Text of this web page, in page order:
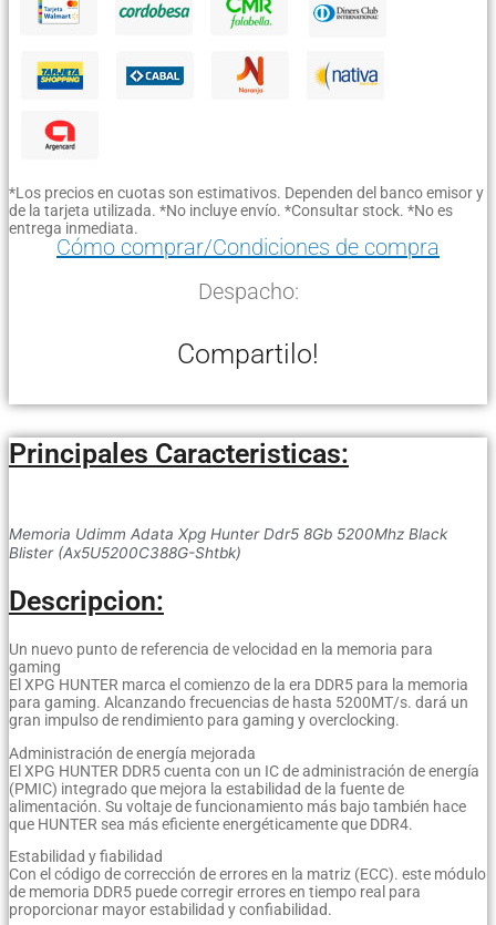
*Los precios en cuotas son estimativos. Dependen del banco emisor y
de la tarjeta utilizada. *No incluye envío. *Consultar stock. *No es
entrega inmediata.
Cómo comprar/Condiciones de compra
Despacho:
Compartilo!
Principales Caracteristicas:
Memoria Udimm Adata Xpg Hunter Ddr5 8Gb 5200Mhz Black
Blister (Ax5U5200C388G-Shtbk)
Descripcion:
Un nuevo punto de referencia de velocidad en la memoria para
gaming
El XPG HUNTER marca el comienzo de la era DDR5 para la memoria
para gaming. Alcanzando frecuencias de hasta 5200MT/s. dará un
gran impulso de rendimiento para gaming y overclocking.
Administración de energía mejorada
El XPG HUNTER DDR5 cuenta con un IC de administración de energía
(PMIC) integrado que mejora la estabilidad de la fuente de
alimentación. Su voltaje de funcionamiento más bajo también hace
que HUNTER sea más eficiente energéticamente que DDR4.
Estabilidad y fiabilidad
Con el código de corrección de errores en la matriz (ECC). este módulo
de memoria DDR5 puede corregir errores en tiempo real para
proporcionar mayor estabilidad y confiabilidad.